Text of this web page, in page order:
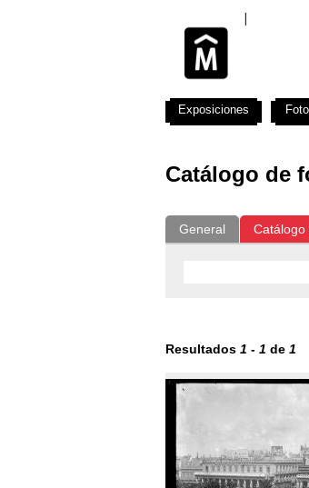
Catálogo de
General
Resultados 1 - 1 de 1
Exposiciones